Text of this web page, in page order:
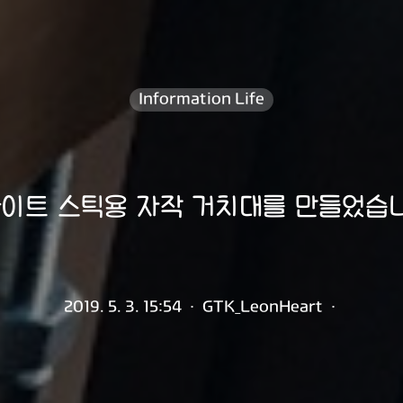
Information Life
트 스틱용 자작 거치대를 만들었습
2019. 5. 3. 15:54 · GTK_LeonHeart ·